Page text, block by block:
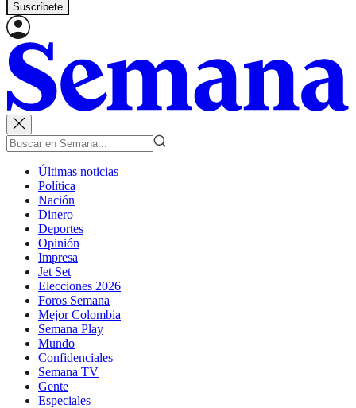
Suscríbete
Últimas noticias
Política
Nación
Dinero
Deportes
Opinión
Impresa
Jet Set
Elecciones 2026
Foros Semana
Mejor Colombia
Semana Play
Mundo
Confidenciales
Semana TV
Gente
Especiales